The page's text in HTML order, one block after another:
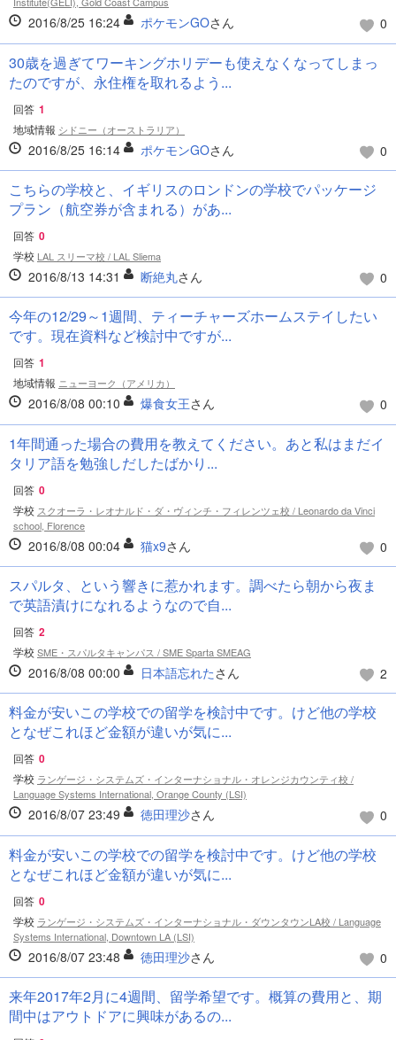
2016/8/25 16:24 ポケモンGOさん 0
30歳を過ぎてワーキングホリデーも使えなくなってしまっ
たのですが、永住権を取れるよう...
回答 1
地域情報 シドニー（オーストラリア）
2016/8/25 16:14 ポケモンGOさん 0
こちらの学校と、イギリスのロンドンの学校でパッケージ
プラン（航空券が含まれる）があ...
回答 0
学校 LAL スリーマ校 / LAL Sliema
2016/8/13 14:31 断絶丸さん 0
今年の12/29～1週間、ティーチャーズホームステイしたい
です。現在資料など検討中ですが...
回答 1
地域情報 ニューヨーク（アメリカ）
2016/8/08 00:10 爆食女王さん 0
1年間通った場合の費用を教えてください。あと私はまだイ
タリア語を勉強しだしたばかり...
回答 0
学校 スクオーラ・レオナルド・ダ・ヴィンチ・フィレンツェ校 / Leonardo da Vinci
school, Florence
2016/8/08 00:04 猫x9さん 0
スパルタ、という響きに惹かれます。調べたら朝から夜ま
で英語漬けになれるようなので自...
回答 2
学校SME・スパルタキャンパス / SME Sparta SMEAG
2016/8/08 00:00 日本語忘れたさん 2
料金が安いこの学校での留学を検討中です。けど他の学校
となぜこれほど金額が違いが気に...
回答 0
学校 ランゲージ・システムズ・インターナショナル・オレンジカウンティ校 /
Language Systems International, Orange County (LSI)
2016/8/07 23:49 徳田理沙さん 0
料金が安いこの学校での留学を検討中です。けど他の学校
となぜこれほど金額が違いが気に...
回答 0
学校 ランゲージ・システムズ・インターナショナル・ダウンタウンLA校 / Language
Systems International, Downtown LA (LSI)
2016/8/07 23:48 徳田理沙さん 0
来年2017年2月に4週間、留学希望です。概算の費用と、期
間中はアウトドアに興味があるの...